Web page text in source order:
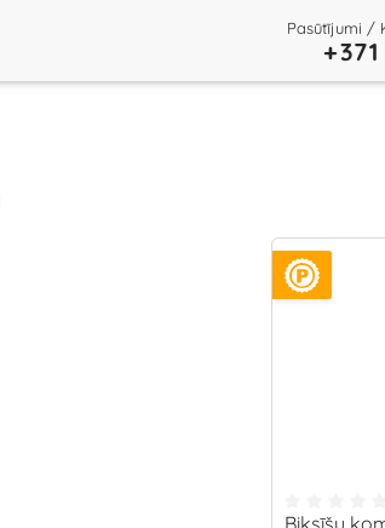
Pasūtījumi /
Biksīšu